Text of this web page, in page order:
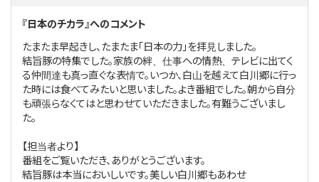
『日本のチカラ』へのコメント
たまたま早起きし、たまたま「日本の力」を拝見しました。
結旨豚の特集でした。家族の絆、仕事への情熱、テレビに出てく
る仲間達も真っ直ぐな表情で。いつか、白山を越えて白川郷に行っ
た時には食べてみたいと思いました。よき番組でした。朝から自分
も頑張らなくてはと思わせていただきました。有難うございまし
た。
【担当者より】
番組をご覧いただき、ありがとうございます。
結旨豚は本当においしいです。美しい白川郷もあわせ